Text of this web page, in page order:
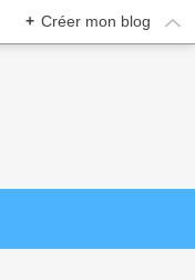
+ Créer mon blog